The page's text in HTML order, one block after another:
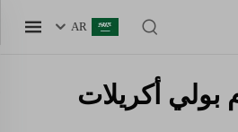
AR
بولي أكريلات